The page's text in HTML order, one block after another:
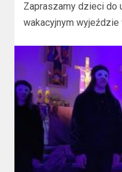
Zapraszamy dzieci do
wakacyjnym wyjeździe